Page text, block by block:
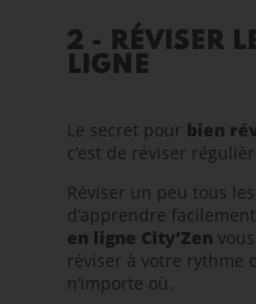
2 - RÉVISER
LIGNE
Le secret pour bien
c’est de réviser
Réviser un peu tous
d’apprendre
en ligne City’Zen
réviser à votre rythme
n’importe où.